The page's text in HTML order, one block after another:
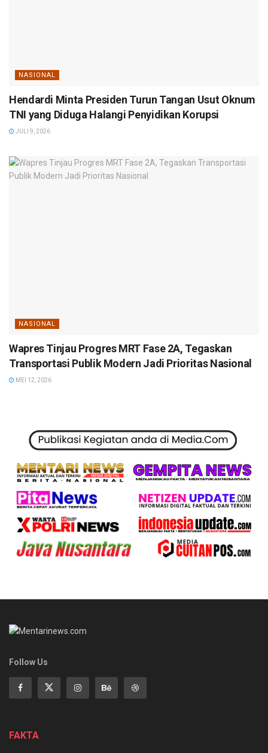
NASIONAL
Hendardi Minta Presiden Turun Tangan Usut Oknum
TNI yang Diduga Halangi Penyidikan Korupsi
JULI 9, 2026
NASIONAL
Wapres Tinjau Progres MRT Fase 2A, Tegaskan
Transportasi Publik Modern Jadi Prioritas Nasional
MEI 12, 2026
Follow Us
FAKTA